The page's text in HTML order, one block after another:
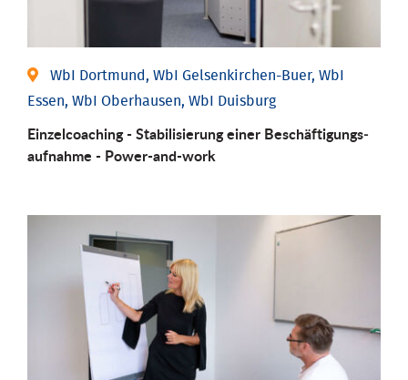
WbI Dortmund, WbI Gelsenkirchen-Buer, WbI
Essen, WbI Oberhausen, WbI Duisburg
Einzel­coaching - Stabili­sierung einer Be­schäftigungs­
aufnahme - Power-and-work